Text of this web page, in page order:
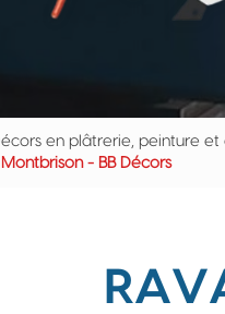
en plâtrerie, peinture
- BB Décors